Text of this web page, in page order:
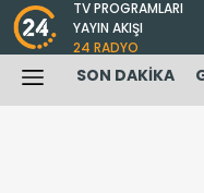
TV PROGRAMLARI
YAYIN AKIŞI
24 RADYO
SON DAKİKA